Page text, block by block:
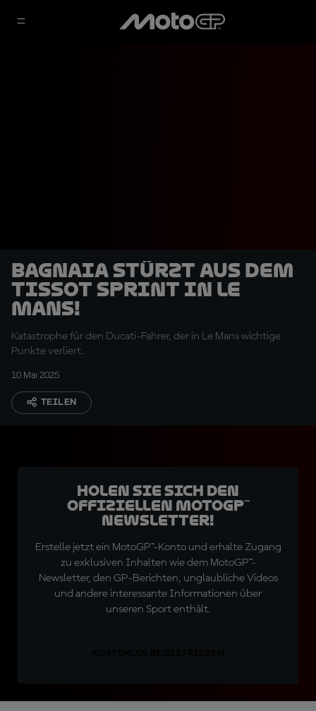
Bagnaia stürzt aus dem
Tissot Sprint in Le
Mans!
Katastrophe für den Ducati-Fahrer, der in Le Mans wichtige
Punkte verliert.
10 Mai 2025
TEILEN
Holen Sie sich den
offiziellen MotoGP™
Newsletter!
Erstelle jetzt ein MotoGP™-Konto und erhalte Zugang
zu exklusiven Inhalten wie dem MotoGP™-
Newsletter, den GP-Berichten, unglaubliche Videos
und andere interessante Informationen über
unseren Sport enthält.